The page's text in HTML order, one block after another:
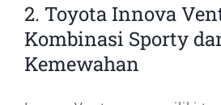
2. Toyota Innova
Kombinasi Sporty
Kemewahan